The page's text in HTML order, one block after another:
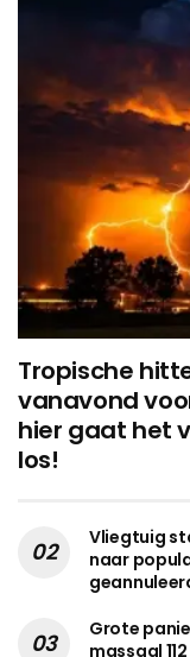
Tropische
vanavond
hier gaat het
los!
Vliegtuig
naar
Grote
massaal 112